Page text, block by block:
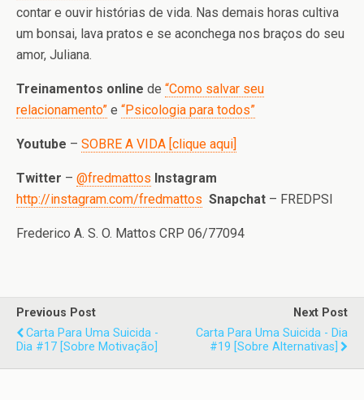
contar e ouvir histórias de vida. Nas demais horas cultiva
um bonsai, lava pratos e se aconchega nos braços do seu
amor, Juliana.
Treinamentos online de “Como salvar seu
relacionamento” e “Psicologia para todos”
Youtube – SOBRE A VIDA [clique aqui]
Twitter – @fredmattos Instagram
http://instagram.com/fredmattos Snapchat – FREDPSI
Frederico A. S. O. Mattos CRP 06/77094
Previous Post
Carta Para Uma Suicida -
Dia #17 [sobre Motivação]
Next Post
Carta Para Uma Suicida - Dia
#19 [sobre Alternativas]